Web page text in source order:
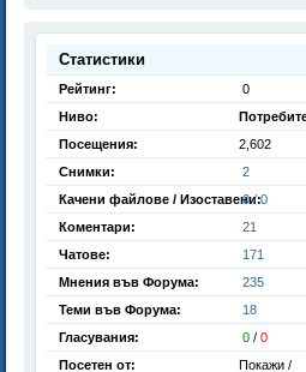
Статистики
Рейтинг:
0
Ниво:
Посещения:
2,602
Снимки:
2
Качени файлове / Изоставени:
0 / 0
Коментари:
21
Чатове:
171
Мнения във Форума:
235
Теми във Форума:
18
Гласувания:
0 / 0
Посетен от:
Покажи /